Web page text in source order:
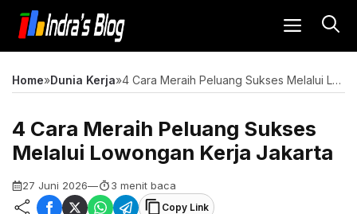
Langsung
isi
MENU
Home»Dunia Kerja» 4 Cara Meraih Peluang Sukses Melalui Lowongan Kerja Jakarta
4 Cara Meraih Peluang Sukses
Melalui Lowongan Kerja Jakarta
27 Juni 2026— 3 menit baca
Copy Link